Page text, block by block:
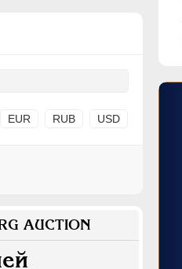
EUR RUB USD
AUCTION